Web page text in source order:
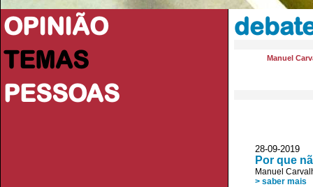
OPINIÃO
TEMAS
PESSOAS
Manuel
28-09-2019
Por que
Manuel
> saber mais